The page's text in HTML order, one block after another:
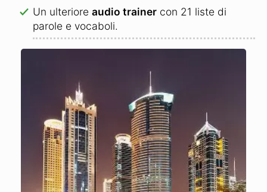
Un ulteriore audio trainer con 21 liste di
parole e vocaboli.